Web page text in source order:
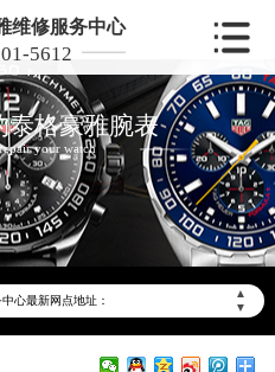
维修服务中心
5612
泰格豪雅腕表
your watch
▲
▼
服务网络优化升级公告
售后客户服务热线：400-801-5612
心最新网点地址：
北京市东城区东长安街1号东方广场写字楼W3座6层602室（需提前预约）
北京市朝阳区建国门外大街甲6号华熙国际中心写字楼D座11层1102室（需提前预约）